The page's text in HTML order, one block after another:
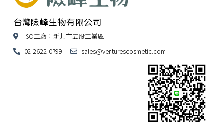
台灣險峰生物有限公司
ISO工廠：新北市五股工業區
02-2622-0799
sales@venturescosmetic.com